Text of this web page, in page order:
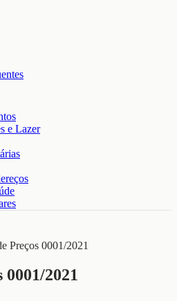
e Lazer
Preços 0001/2021
0001/2021